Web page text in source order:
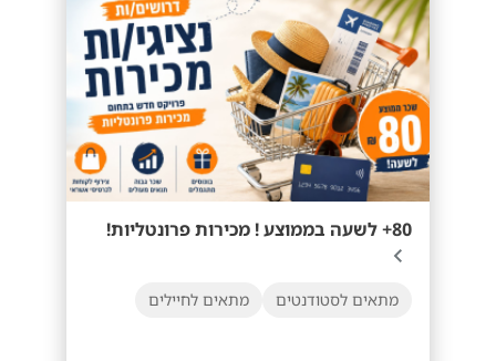
80+ לשעה בממוצע ! מכירות פרונטליות!
מתאים לסטודנטים מתאים לחיילים